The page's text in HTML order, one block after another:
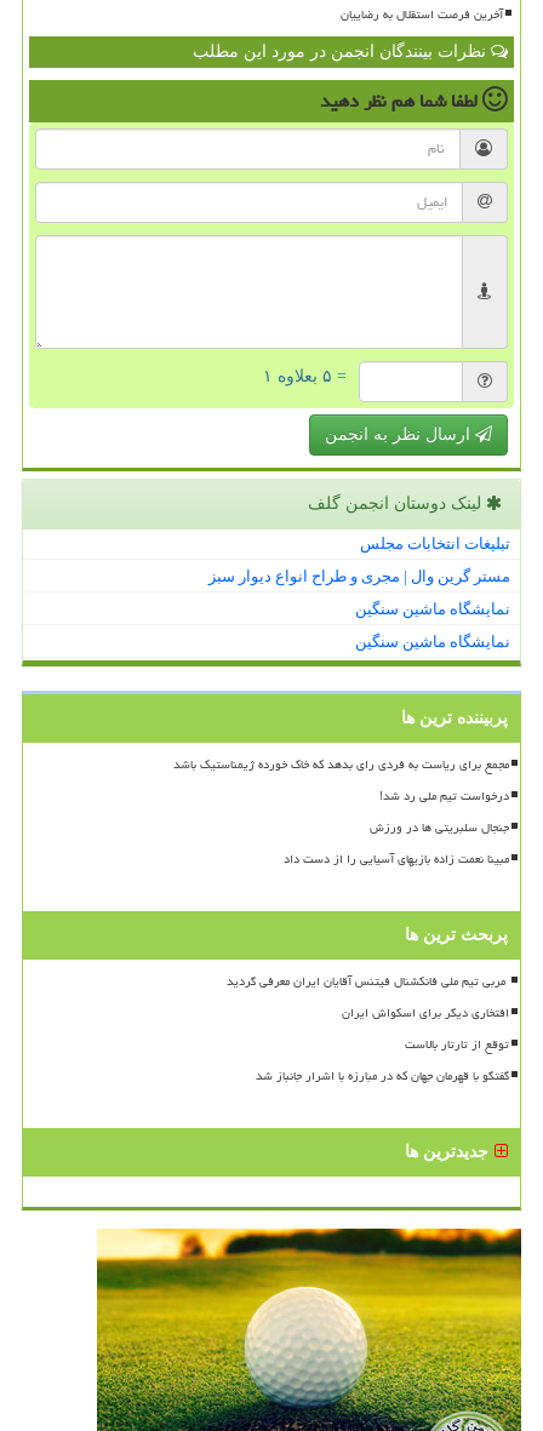
آخرین فرصت استقلال به رضاییان
نظرات بینندگان انجمن در مورد این مطلب
لطفا شما همنظر دهید
= ۵ بعلاوه ۱
ارسال نظر به انجمن
لینک دوستان انجمن گلف
تبلیغات انتخابات مجلس
مستر گرین وال | مجری و طراح انواع دیوار سبز
نمایشگاه ماشین سنگین
نمایشگاه ماشین سنگین
پربیننده ترین ها
مجمع برای ریاست به فردی رای بدهد که خاک خورده ژیمناستیک باشد
درخواست تیم ملی رد شد!
جنجال سلبریتی ها در ورزش
مبینا نعمت زاده بازیهای آسیایی را از دست داد
پربحث ترین ها
افتخاری دیگر برای اسکواش ایران
توقع از تارتار بالاست
گفتگو با قهرمان جهان که در مبارزه با اشرار جانباز شد
جدیدترین ها